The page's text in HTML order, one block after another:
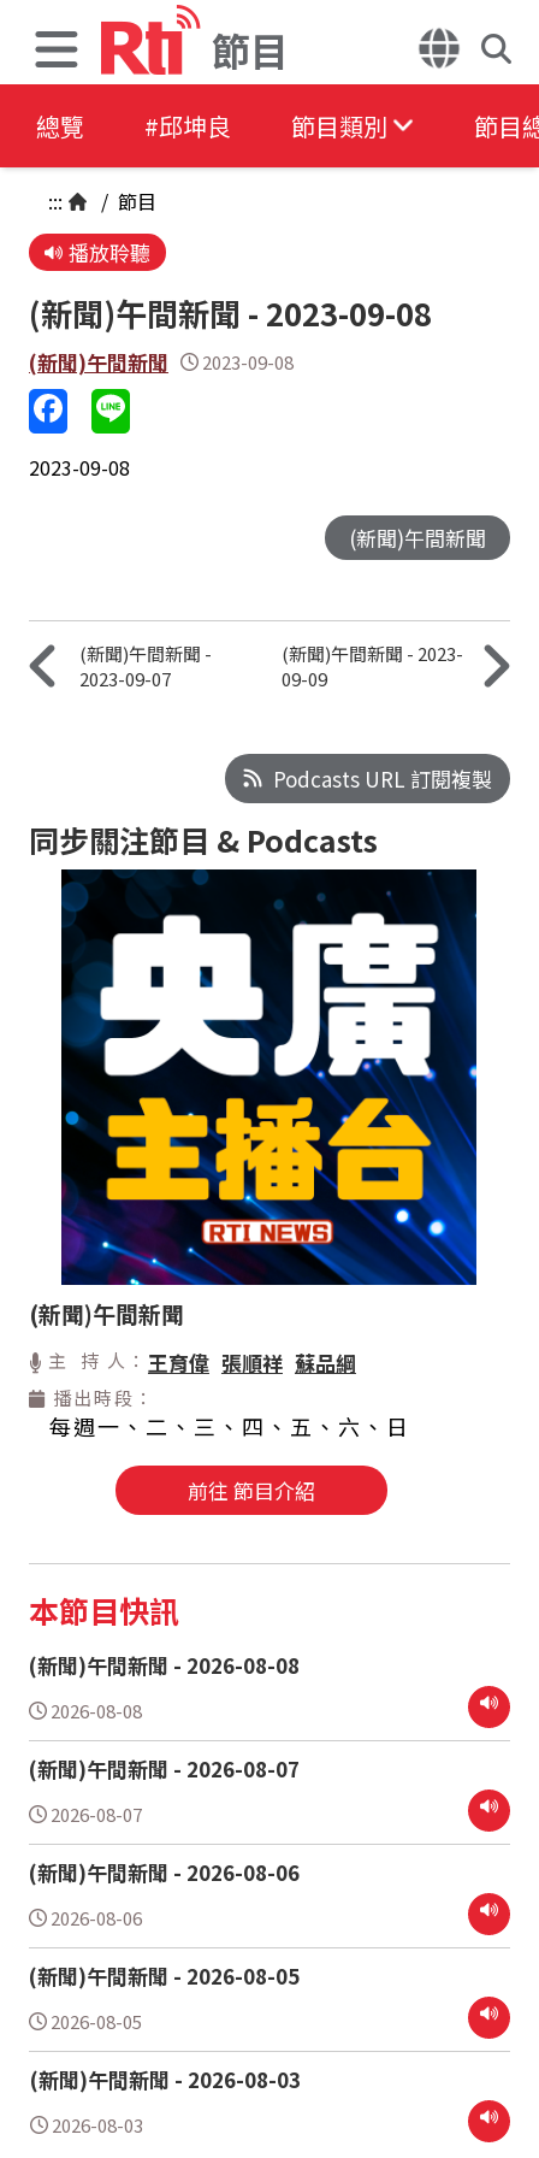
節目
總覽 #邱坤良 節目類別 節目
::: / 節目
播放聆聽
(新聞)午間新聞 - 2023-09-08
(新聞)午間新聞 2023-09-08
2023-09-08
(新聞)午間新聞
(新聞)午間新聞 -
2023-09-07
(新聞)午間新聞 - 2023-
09-09
Podcasts URL 訂閱複製
同步關注節目 & Podcasts
(新聞)午間新聞
主 持 人： 王育偉 張順祥 蘇品綱
播出時段：
每週一、二、三、四、五、六、日
前往 節目介紹
本節目快訊
(新聞)午間新聞 - 2026-08-08
2026-08-08
(新聞)午間新聞 - 2026-08-07
2026-08-07
(新聞)午間新聞 - 2026-08-06
2026-08-06
(新聞)午間新聞 - 2026-08-05
2026-08-05
(新聞)午間新聞 - 2026-08-03
2026-08-03